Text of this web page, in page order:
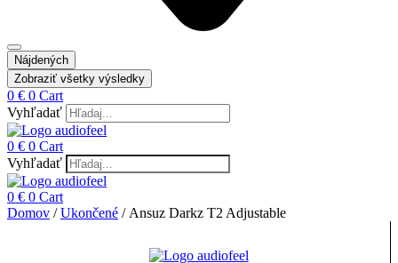
Nájdených
Zobraziť všetky výsledky
0 € 0 Cart
Vyhľadať
0 € 0 Cart
Vyhľadať
0 € 0 Cart
Domov /Ukončené / Ansuz Darkz T2 Adjustable